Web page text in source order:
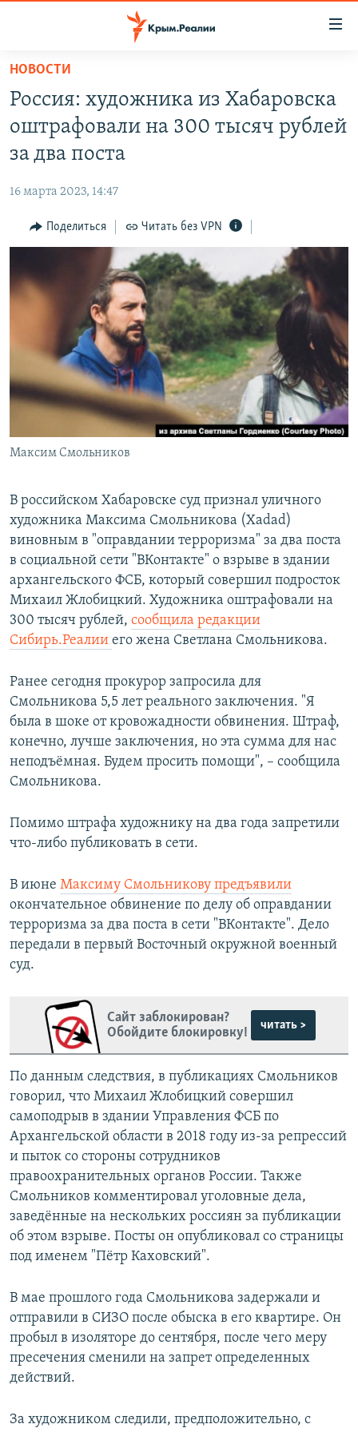
Вернуться
основному
содержанию
Вернутся
главной
навигации
Вернутся
СПЕЦПРОЕКТЫ
11 ЛЕТ ОККУПАЦИИ КРЫМА. 11 ИСТОРИЙ СОПРОТИВЛЕНИЯ
ВОДА
ЕЩЕ
ИНТЕРАКТИВ
ТЕЛЕПРОЕКТ КРЫМ.РЕАЛИИ
СОВЕТЫ ПРАВОЗАЩИТНИКОВ
ПРОПАВШИЕ БЕЗ ВЕСТИ
ПОБЕДИТЕЛЕЙ НЕ СУДЯТ?
КРЫМ.НЕПОКОРЕННЫЙ
УКРАИНСКАЯ ПРОБЛЕМА КРЫМА
РАДІО СВОБОДА
КАК ОБОЙТИ БЛОКИРОВКУ
Українською
Qırımtatar
ПРИСОЕДИНЯЙТЕСЬ!
НОВОСТИ
Россия: художника из Хабаровска
оштрафовали на 300 тысяч рублей
за два поста
16 марта 2023, 14:47
Поделиться Читать без VPN
Максим Смольников
В российском Хабаровске суд признал уличного
художника Максима Смольникова (Xadad)
виновным в "оправдании терроризма" за два поста
в социальной сети "ВКонтакте" о взрыве в здании
архангельского ФСБ, который совершил подросток
Михаил Жлобицкий. Художника оштрафовали на
300 тысяч рублей, сообщила редакции
Сибирь.Реалии его жена Светлана Смольникова.
Ранее сегодня прокурор запросила для
Смольникова 5,5 лет реального заключения. "Я
была в шоке от кровожадности обвинения. Штраф,
конечно, лучше заключения, но эта сумма для нас
неподъёмная. Будем просить помощи", – сообщила
Смольникова.
Помимо штрафа художнику на два года запретили
что-либо публиковать в сети.
В июне Максиму Смольникову предъявили
окончательное обвинение по делу об оправдании
терроризма за два поста в сети "ВКонтакте". Дело
передали в первый Восточный окружной военный
суд.
Сайт заблокирован?
Обойдите блокировку!
читать >
По данным следствия, в публикациях Смольников
говорил, что Михаил Жлобицкий совершил
самоподрыв в здании Управления ФСБ по
Архангельской области в 2018 году из-за репрессий
и пыток со стороны сотрудников
правоохранительных органов России. Также
Смольников комментировал уголовные дела,
заведённые на нескольких россиян за публикации
об этом взрыве. Посты он опубликовал со страницы
под именем "Пётр Каховский".
В мае прошлого года Смольникова задержали и
отправили в СИЗО после обыска в его квартире. Он
пробыл в изоляторе до сентября, после чего меру
пресечения сменили на запрет определенных
действий.
За художником следили, предположительно, с